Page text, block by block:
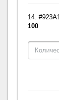
14.
100